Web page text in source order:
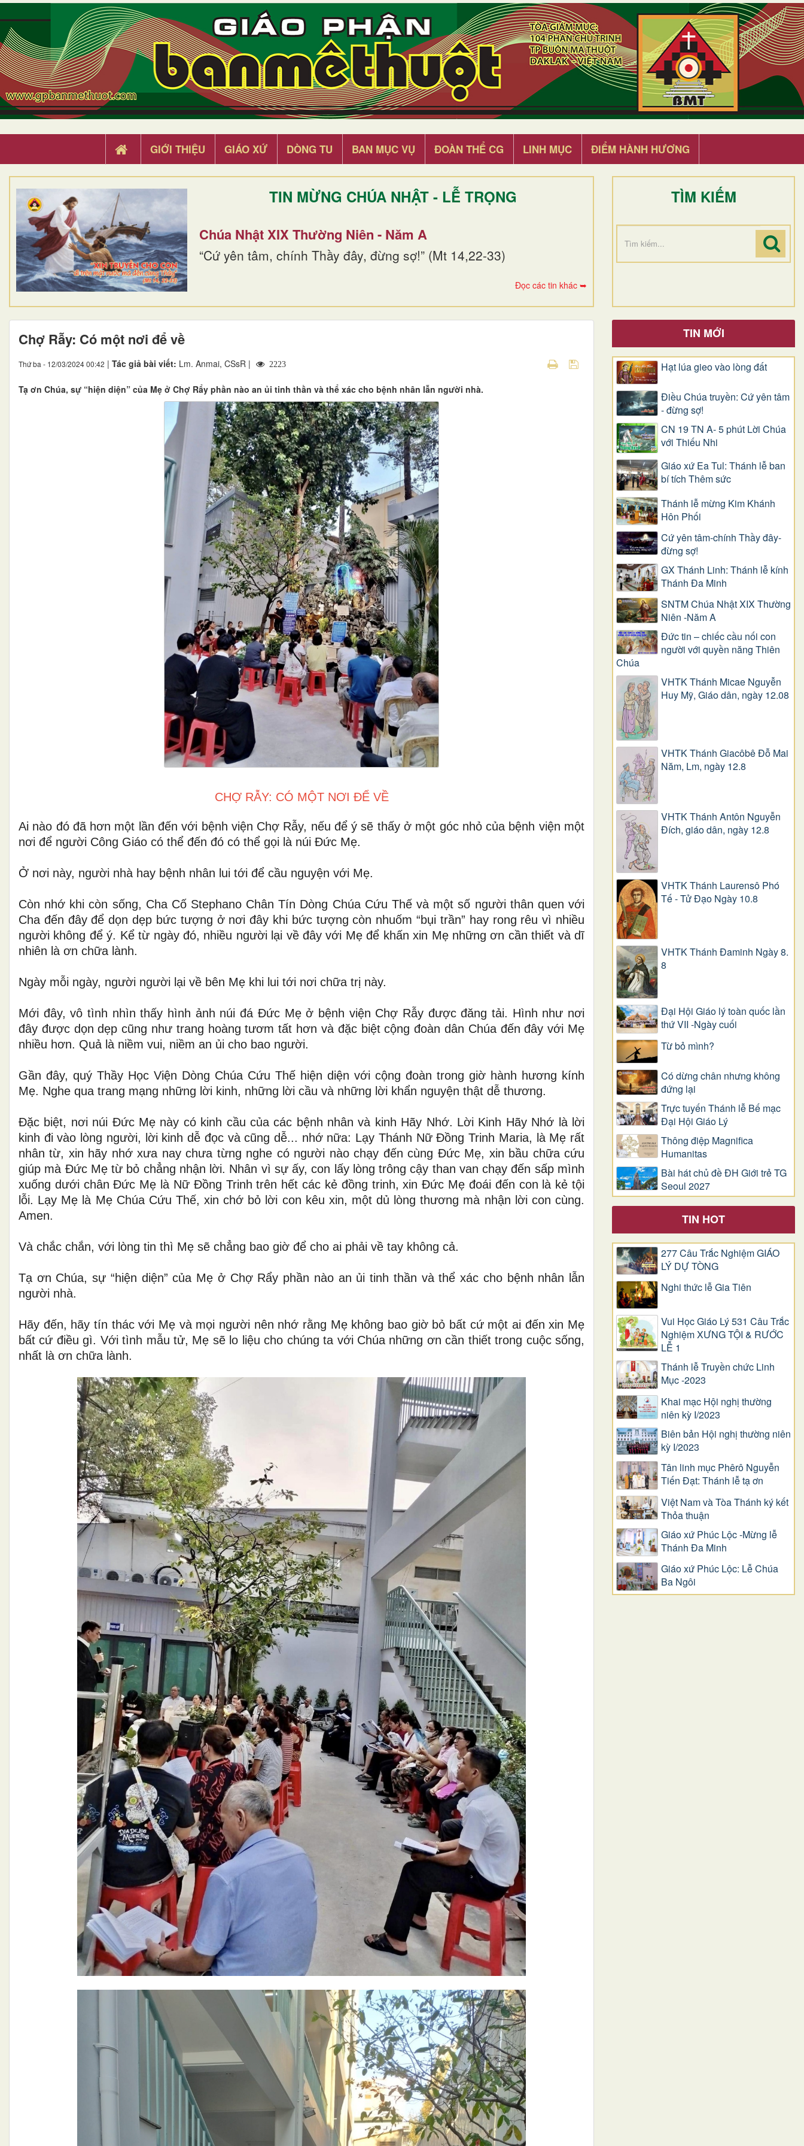
GIỚI THIỆU GIÁO XỨ DÒNG TU BAN MỤC VỤ ĐOÀN THỂ CG LINH MỤC ĐIỂM HÀNH HƯƠNG
TIN MỪNG CHÚA NHẬT - LỄ TRỌNG
Chúa Nhật XIX Thường Niên - Năm A
“Cứ yên tâm, chính Thầy đây, đừng sợ!” (Mt 14,22-33)
Đọc các tin khác ➥
TÌM KIẾM
Chợ Rẫy: Có một nơi để về
Thứ ba - 12/03/2024 00:42 | Tác giả bài viết: Lm. Anmai, CSsR | 2223
Tạ ơn Chúa, sự “hiện diện” của Mẹ ở Chợ Rẩy phần nào an ủi tinh thần và thể xác cho bệnh nhân lẫn người nhà.
CHỢ RẪY: CÓ MỘT NƠI ĐỂ VỀ
Ai nào đó đã hơn một lần đến với bệnh viện Chợ Rẫy, nếu để ý sẽ thấy ở một góc nhỏ của bệnh viện một
nơi để người Công Giáo có thể đến đó có thể gọi là núi Đức Mẹ.
Ở nơi này, người nhà hay bệnh nhân lui tới để cầu nguyện với Mẹ.
Còn nhớ khi còn sống, Cha Cố Stephano Chân Tín Dòng Chúa Cứu Thế và một số người thân quen với
Cha đến đây để dọn dẹp bức tượng ở nơi đây khi bức tượng còn nhuốm “bụi trần” hay rong rêu vì nhiều
người không để ý. Kể từ ngày đó, nhiều người lại về đây với Mẹ để khấn xin Mẹ những ơn cần thiết và dĩ
nhiên là ơn chữa lành.
Ngày mỗi ngày, người người lại về bên Mẹ khi lui tới nơi chữa trị này.
Mới đây, vô tình nhìn thấy hình ảnh núi đá Đức Mẹ ở bệnh viện Chợ Rẫy được đăng tải. Hình như nơi
đây được dọn dẹp cũng như trang hoàng tươm tất hơn và đặc biệt cộng đoàn dân Chúa đến đây với Mẹ
nhiều hơn. Quả là niềm vui, niềm an ủi cho bao người.
Gần đây, quý Thầy Học Viện Dòng Chúa Cứu Thế hiện diện với cộng đoàn trong giờ hành hương kính
Mẹ. Nghe qua trang mạng những lời kinh, những lời cầu và những lời khẩn nguyện thật dễ thương.
Đặc biệt, nơi núi Đức Mẹ này có kinh cầu của các bệnh nhân và kinh Hãy Nhớ. Lời Kinh Hãy Nhớ là lời
kinh đi vào lòng người, lời kinh dễ đọc và cũng dễ... nhớ nữa: Lạy Thánh Nữ Đồng Trinh Maria, là Mẹ rất
nhân từ, xin hãy nhớ xưa nay chưa từng nghe có người nào chạy đến cùng Ðức Mẹ, xin bầu chữa cứu
giúp mà Ðức Mẹ từ bỏ chẳng nhận lời. Nhân vì sự ấy, con lấy lòng trông cậy than van chạy đến sấp mình
xuống dưới chân Ðức Mẹ là Nữ Đồng Trinh trên hết các kẻ đồng trinh, xin Ðức Mẹ đoái đến con là kẻ tội
lỗi. Lạy Mẹ là Mẹ Chúa Cứu Thế, xin chớ bỏ lời con kêu xin, một dủ lòng thương mà nhận lời con cùng.
Amen.
Và chắc chắn, với lòng tin thì Mẹ sẽ chẳng bao giờ để cho ai phải về tay không cả.
Tạ ơn Chúa, sự “hiện diện” của Mẹ ở Chợ Rẩy phần nào an ủi tinh thần và thể xác cho bệnh nhân lẫn
người nhà.
Hãy đến, hãy tín thác với Mẹ và mọi người nên nhớ rằng Mẹ không bao giờ bỏ bất cứ một ai đến xin Mẹ
bất cứ điều gì. Với tình mẫu tử, Mẹ sẽ lo liệu cho chúng ta với Chúa những ơn cần thiết trong cuộc sống,
nhất là ơn chữa lành.
TIN MỚI
Hạt lúa gieo vào lòng đất
Điều Chúa truyền: Cứ yên tâm
- đừng sợ!
CN 19 TN A- 5 phút Lời Chúa
với Thiếu Nhi
Giáo xứ Ea Tul: Thánh lễ ban
bí tích Thêm sức
Thánh lễ mừng Kim Khánh
Hôn Phối
Cứ yên tâm-chính Thầy đây-
đừng sợ!
GX Thánh Linh: Thánh lễ kính
Thánh Đa Minh
SNTM Chúa Nhật XIX Thường
Niên -Năm A
Đức tin – chiếc cầu nối con
người với quyền năng Thiên
Chúa
VHTK Thánh Micae Nguyễn
Huy Mỹ, Giáo dân, ngày 12.08
VHTK Thánh Giacôbê Ðỗ Mai
Năm, Lm, ngày 12.8
VHTK Thánh Antôn Nguyễn
Ðích, giáo dân, ngày 12.8
VHTK Thánh Laurensô Phó
Tế - Tử Đạo Ngày 10.8
VHTK Thánh Đaminh Ngày 8.
8
Đại Hội Giáo lý toàn quốc lần
thứ VII -Ngày cuối
Từ bỏ mình?
Có dừng chân nhưng không
đứng lại
Trực tuyến Thánh lễ Bế mạc
Đại Hội Giáo Lý
Thông điệp Magnifica
Humanitas
Bài hát chủ đề ĐH Giới trẻ TG
Seoul 2027
TIN HOT
277 Câu Trắc Nghiệm GIÁO
LÝ DỰ TÒNG
Nghi thức lễ Gia Tiên
Vui Học Giáo Lý 531 Câu Trắc
Nghiệm XƯNG TỘI & RƯỚC
LỄ 1
Thánh lễ Truyền chức Linh
Mục -2023
Khai mạc Hội nghị thường
niên kỳ I/2023
Biên bản Hội nghị thường niên
kỳ I/2023
Tân linh mục Phêrô Nguyễn
Tiến Đạt: Thánh lễ tạ ơn
Việt Nam và Tòa Thánh ký kết
Thỏa thuận
Giáo xứ Phúc Lộc -Mừng lễ
Thánh Đa Minh
Giáo xứ Phúc Lộc: Lễ Chúa
Ba Ngôi